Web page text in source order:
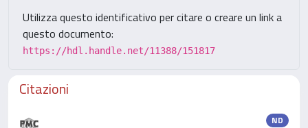
Utilizza questo identificativo per citare o creare un link a
questo documento:
https://hdl.handle.net/11388/151817
Citazioni
ND